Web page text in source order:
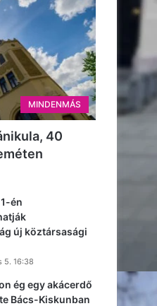
MINDENMÁS
40
én
új köztársasági
5. 16:38
ég egy akácerdő
Bács-Kiskunban